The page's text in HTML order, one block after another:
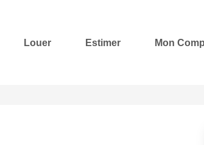
Louer Estimer Mon